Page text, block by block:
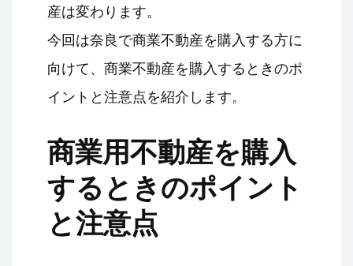
産は変わります。
今回は奈良で商業不動産を購入する方に
向けて、商業不動産を購入するときのポ
イントと注意点を紹介します。
商業用不動産を購入
するときのポイント
と注意点